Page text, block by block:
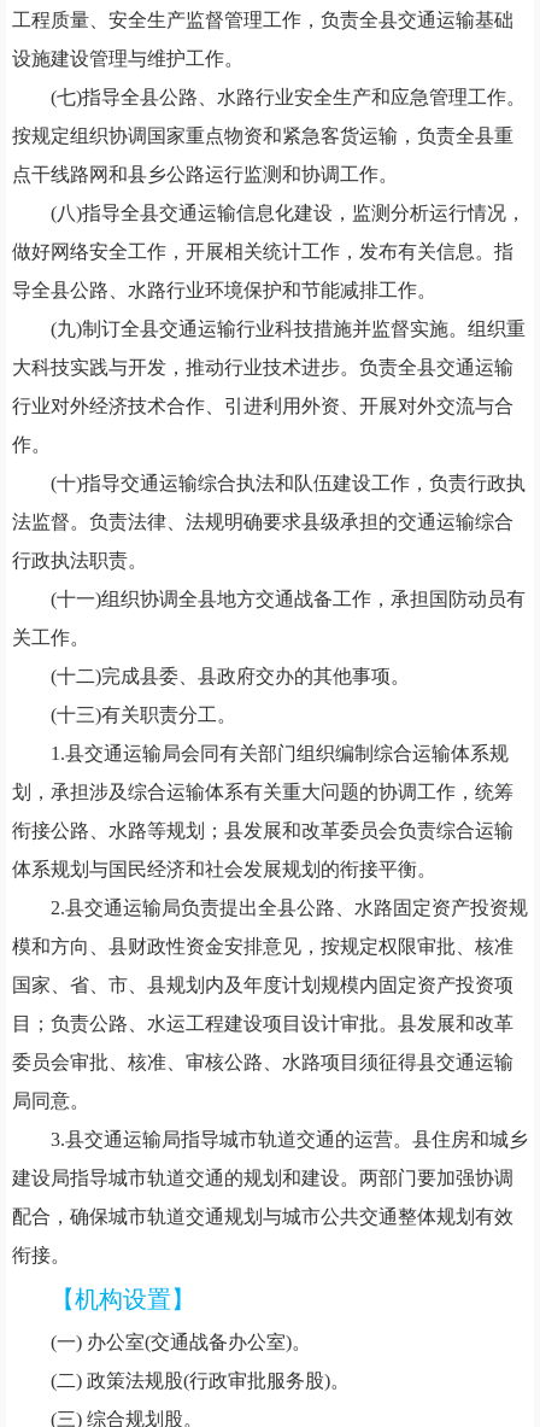
工程质量、安全生产监督管理工作，负责全县交通运输基础
设施建设管理与维护工作。
(七)指导全县公路、水路行业安全生产和应急管理工作。
按规定组织协调国家重点物资和紧急客货运输，负责全县重
点干线路网和县乡公路运行监测和协调工作。
(八)指导全县交通运输信息化建设，监测分析运行情况，
做好网络安全工作，开展相关统计工作，发布有关信息。指
导全县公路、水路行业环境保护和节能减排工作。
(九)制订全县交通运输行业科技措施并监督实施。组织重
大科技实践与开发，推动行业技术进步。负责全县交通运输
行业对外经济技术合作、引进利用外资、开展对外交流与合
作。
(十)指导交通运输综合执法和队伍建设工作，负责行政执
法监督。负责法律、法规明确要求县级承担的交通运输综合
行政执法职责。
(十一)组织协调全县地方交通战备工作，承担国防动员有
关工作。
(十二)完成县委、县政府交办的其他事项。
(十三)有关职责分工。
1.县交通运输局会同有关部门组织编制综合运输体系规
划，承担涉及综合运输体系有关重大问题的协调工作，统筹
衔接公路、水路等规划；县发展和改革委员会负责综合运输
体系规划与国民经济和社会发展规划的衔接平衡。
2.县交通运输局负责提出全县公路、水路固定资产投资规
模和方向、县财政性资金安排意见，按规定权限审批、核准
国家、省、市、县规划内及年度计划规模内固定资产投资项
目；负责公路、水运工程建设项目设计审批。县发展和改革
委员会审批、核准、审核公路、水路项目须征得县交通运输
局同意。
3.县交通运输局指导城市轨道交通的运营。县住房和城乡
建设局指导城市轨道交通的规划和建设。两部门要加强协调
配合，确保城市轨道交通规划与城市公共交通整体规划有效
衔接。
【机构设置】
(一) 办公室(交通战备办公室)。
(二) 政策法规股(行政审批服务股)。
(三) 综合规划股。